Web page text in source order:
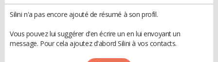
Silini n'a pas encore ajouté de résumé à son profil.
Vous pouvez lui suggérer d'en écrire un en lui envoyant un
message. Pour cela ajoutez d'abord Silini à vos contacts.